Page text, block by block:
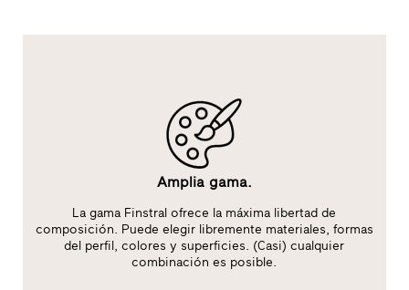
Amplia gama.
La gama Finstral ofrece la máxima libertad de
composición. Puede elegir libremente materiales, formas
del perfil, colores y superficies. (Casi) cualquier
combinación es posible.